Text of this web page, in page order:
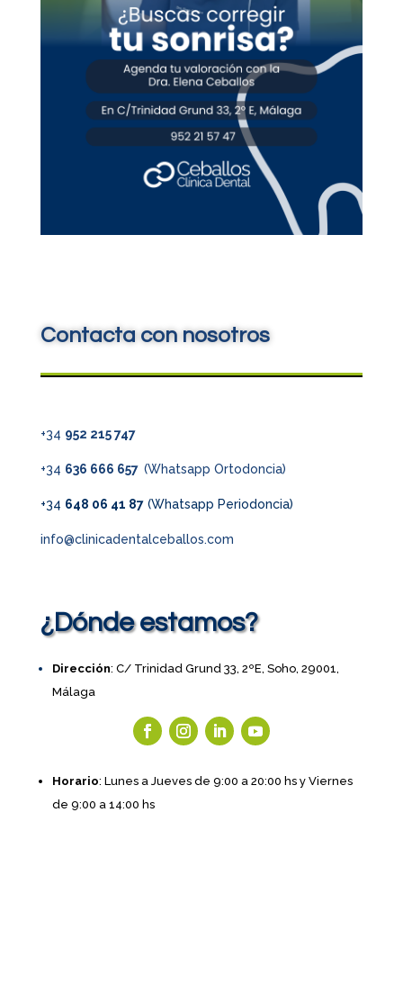
Contacta con nosotros
+34 952 215 747
+34 636 666 657 (Whatsapp Ortodoncia)
+34 648 06 41 87(Whatsapp Periodoncia)
info@clinicadentalceballos.com
¿Dónde estamos?
Dirección: C/ Trinidad Grund 33, 2ºE, Soho, 29001,
Málaga
Horario: Lunes a Jueves de 9:00 a 20:00 hs y Viernes
de 9:00 a 14:00 hs